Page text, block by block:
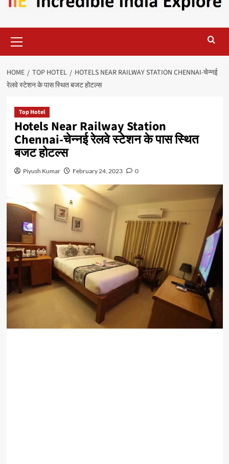
HOME TOP HOTEL
HOTELS NEAR RAILWAY STATION CHENNAI-चेन्नई
रेलवे स्टेशन के पास स्थित बजट होटल्स
Top Hotel
Hotels Near Railway Station
Chennai-चेन्नई रेलवे स्टेशन के पास स्थित
बजट होटल्स
Piyush Kumar February 24, 2023 0